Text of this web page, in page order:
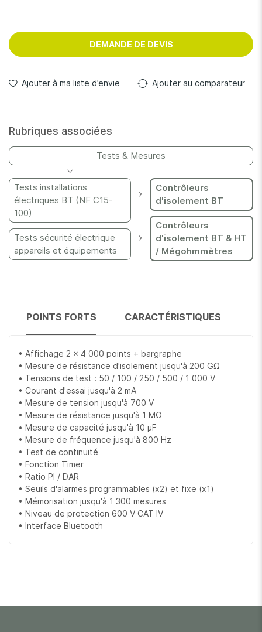
DEMANDE DE DEVIS
Ajouter à ma liste d’envie Ajouter au comparateur
Rubriques associées
Tests & Mesures
Tests installations
électriques BT (NF C15-
100)
Tests sécurité électrique
appareils et équipements
Contrôleurs
d'isolement BT
Contrôleurs
d'isolement BT & HT
/ Mégohmmètres
POINTS FORTS CARACTÉRISTIQUES
• Affichage 2 x 4 000 points + bargraphe
• Mesure de résistance d'isolement jusqu'à 200 GΩ
• Tensions de test : 50 / 100 / 250 / 500 / 1 000 V
• Courant d'essai jusqu'à 2 mA
• Mesure de tension jusqu'à 700 V
• Mesure de résistance jusqu'à 1 MΩ
• Mesure de capacité jusqu'à 10 µF
• Mesure de fréquence jusqu'à 800 Hz
• Test de continuité
• Fonction Timer
• Ratio PI / DAR
• Seuils d'alarmes programmables (x2) et fixe (x1)
• Mémorisation jusqu'à 1 300 mesures
• Niveau de protection 600 V CAT IV
• Interface Bluetooth